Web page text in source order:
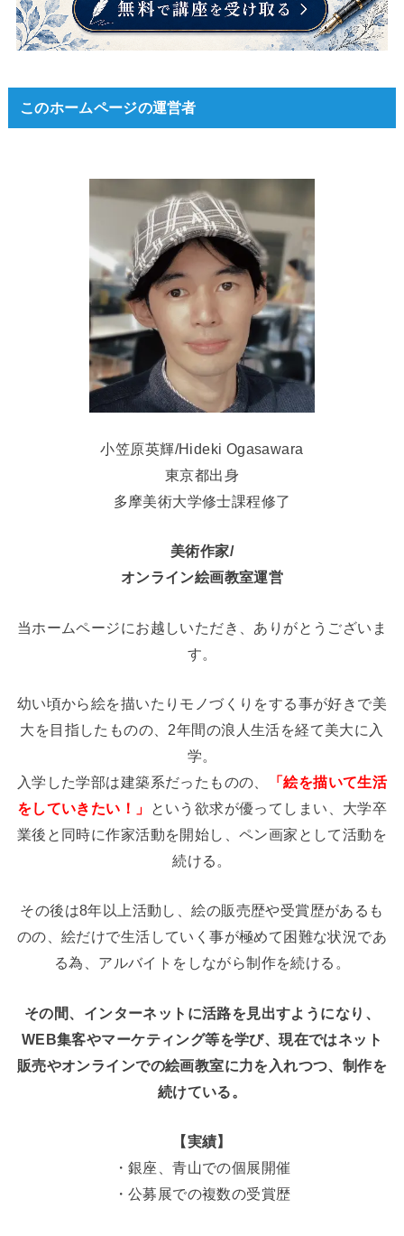
このホームページの運営者
小笠原英輝/Hideki Ogasawara
東京都出身
多摩美術大学修士課程修了
美術作家/
オンライン絵画教室運営
当ホームページにお越しいただき、ありがとうございま
す。
幼い頃から絵を描いたりモノづくりをする事が好きで美
大を目指したものの、2年間の浪人生活を経て美大に入
学。
入学した学部は建築系だったものの、
「絵を描いて生活
をしていきたい！」
という欲求が優ってしまい、大学卒
業後と同時に作家活動を開始し、ペン画家として活動を
続ける。
その後は8年以上活動し、絵の販売歴や受賞歴があるも
のの、絵だけで生活していく事が極めて困難な状況であ
る為、アルバイトをしながら制作を続ける。
その間、インターネットに活路を見出すようになり、
WEB集客やマーケティング等を学び、現在ではネット
販売やオンラインでの絵画教室に力を入れつつ、制作を
続けている。
【実績】
・銀座、青山での個展開催
・公募展での複数の受賞歴